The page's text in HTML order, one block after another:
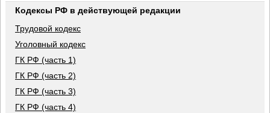
Кодексы РФ в действующей редакции
Трудовой кодекс
Уголовный кодекс
ГК РФ (часть 1)
ГК РФ (часть 2)
ГК РФ (часть 3)
ГК РФ (часть 4)